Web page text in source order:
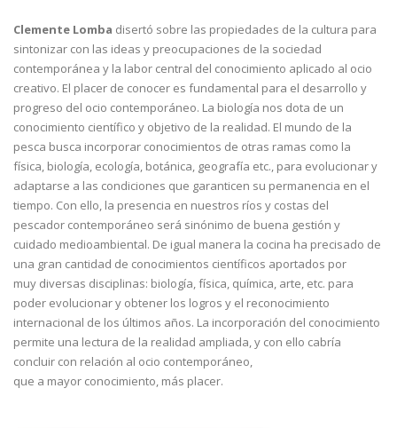
Clemente Lomba disertó sobre las propiedades de la cultura para
sintonizar con las ideas y preocupaciones de la sociedad
contemporánea y la labor central del conocimiento aplicado al ocio
creativo. El placer de conocer es fundamental para el desarrollo y
progreso del ocio contemporáneo. La biología nos dota de un
conocimiento científico y objetivo de la realidad. El mundo de la
pesca busca incorporar conocimientos de otras ramas como la
física, biología, ecología, botánica, geografía etc., para evolucionar y
adaptarse a las condiciones que garanticen su permanencia en el
tiempo. Con ello, la presencia en nuestros ríos y costas del
pescador contemporáneo será sinónimo de buena gestión y
cuidado medioambiental. De igual manera la cocina ha precisado de
una gran cantidad de conocimientos científicos aportados por
muy diversas disciplinas: biología, física, química, arte, etc. para
poder evolucionar y obtener los logros y el reconocimiento
internacional de los últimos años. La incorporación del conocimiento
permite una lectura de la realidad ampliada, y con ello cabría
concluir con relación al ocio contemporáneo,
que a mayor conocimiento, más placer.